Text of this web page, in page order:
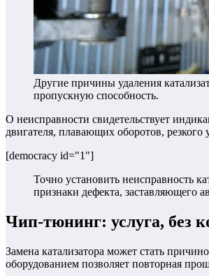
Другие причины удаления
пропускную способность.
О неисправности свидетельствует
двигателя, плавающих оборотов,
[democracy id="1"]
Точно установить неисправность
признаки дефекта, заставляющего
Чип-тюнинг: услуга, без
Замена катализатора может стать
оборудованием позволяет повторная